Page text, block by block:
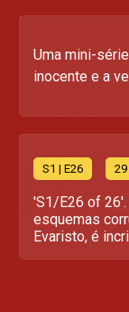
Uma mini-
inocente e a
S1 | E26
'S1/E26 of 26'.
esquemas
Evaristo, é